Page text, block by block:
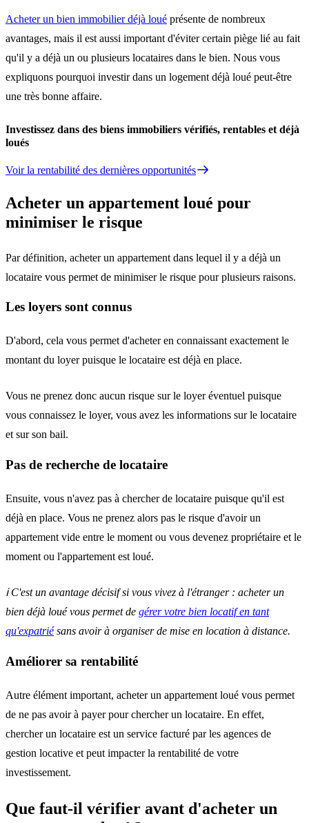
Acheter un bien immobilier déjà loué présente de nombreux
avantages, mais il est aussi important d'éviter certain piège lié au fait
qu'il y a déjà un ou plusieurs locataires dans le bien. Nous vous
expliquons pourquoi investir dans un logement déjà loué peut-être
une très bonne affaire.
Investissez dans des biens immobiliers vérifiés, rentables et déjà
loués
Voir la rentabilité des dernières opportunités
Acheter un appartement loué pour
minimiser le risque
Par définition, acheter un appartement dans lequel il y a déjà un
locataire vous permet de minimiser le risque pour plusieurs raisons.
Les loyers sont connus
D'abord, cela vous permet d'acheter en connaissant exactement le
montant du loyer puisque le locataire est déjà en place.
Vous ne prenez donc aucun risque sur le loyer éventuel puisque
vous connaissez le loyer, vous avez les informations sur le locataire
et sur son bail.
Pas de recherche de locataire
Ensuite, vous n'avez pas à chercher de locataire puisque qu'il est
déjà en place. Vous ne prenez alors pas le risque d'avoir un
appartement vide entre le moment ou vous devenez propriétaire et le
moment ou l'appartement est loué.
ℹ️ C'est un avantage décisif si vous vivez à l'étranger : acheter un
bien déjà loué vous permet de gérer votre bien locatif en tant
qu'expatriésans avoir à organiser de mise en location à distance.
Améliorer sa rentabilité
Autre élément important, acheter un appartement loué vous permet
de ne pas avoir à payer pour chercher un locataire. En effet,
chercher un locataire est un service facturé par les agences de
gestion locative et peut impacter la rentabilité de votre
investissement.
Que faut-il vérifier avant d'acheter un